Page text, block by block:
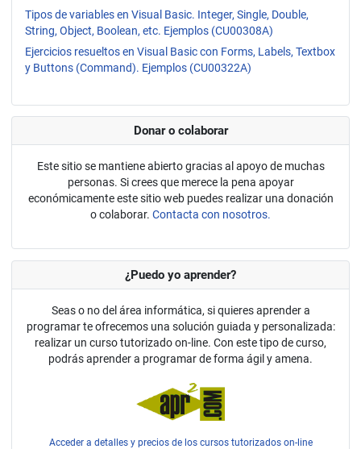
Tipos de variables en Visual Basic. Integer, Single, Double,
String, Object, Boolean, etc. Ejemplos (CU00308A)
Ejercicios resueltos en Visual Basic con Forms, Labels, Textbox
y Buttons (Command). Ejemplos (CU00322A)
Donar o colaborar
Este sitio se mantiene abierto gracias al apoyo de muchas
personas. Si crees que merece la pena apoyar
económicamente este sitio web puedes realizar una donación
o colaborar. Contacta con nosotros.
¿Puedo yo aprender?
Seas o no del área informática, si quieres aprender a
programar te ofrecemos una solución guiada y personalizada:
realizar un curso tutorizado on-line. Con este tipo de curso,
podrás aprender a programar de forma ágil y amena.
Acceder a detalles y precios de los cursos tutorizados on-line